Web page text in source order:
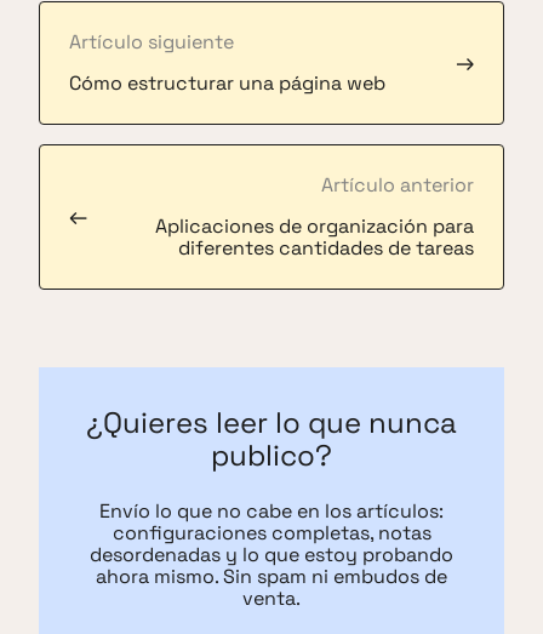
Artículo anterior
Aplicaciones de organización para
diferentes cantidades de tareas
←
Artículo siguiente
Cómo estructurar una página web
→
¿Quieres leer lo que nunca
publico?
Envío lo que no cabe en los artículos:
configuraciones completas, notas
desordenadas y lo que estoy probando
ahora mismo. Sin spam ni embudos de
venta.